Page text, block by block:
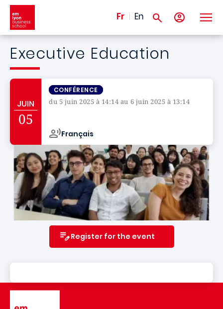
Aller au contenu principal
Fr En
Executive Education
JUIN
05
CONFÉRENCE
du 5 juin 2025 à 14:14 au 6 juin 2025 à 13:14
Français
Register for the event